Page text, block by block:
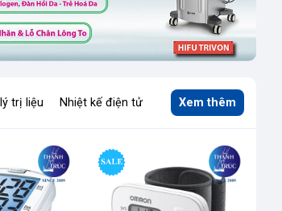
trị liệu Nhiệt kế điện tử Xem thêm